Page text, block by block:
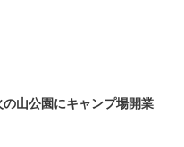
の山公園にキャンプ場開業